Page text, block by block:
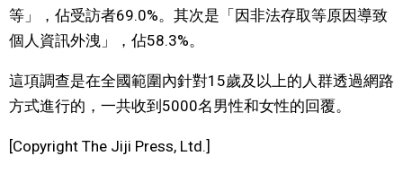
日本入門
政治外交
等」，佔受訪者69.0%。其次是「因非法存取等原因導致
個人資訊外洩」，佔58.3%。
這項調查是在全國範圍內針對15歲及以上的人群透過網路
方式進行的，一共收到5000名男性和女性的回覆。
[Copyright The Jiji Press, Ltd.]